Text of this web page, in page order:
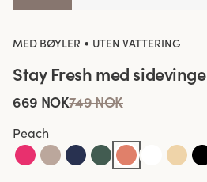
MED BØYLER • UTEN VATTERING
Stay Fresh med sidevinge
669 NOK749 NOK
Peach